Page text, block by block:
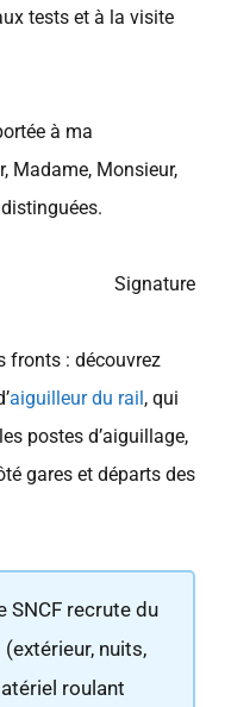
tests et à la visite
à ma
Madame, Monsieur,
Signature
fronts : découvrez
aiguilleur du rail, qui
postes d’aiguillage,
gares et départs des
SNCF recrute du
nuits,
roulant